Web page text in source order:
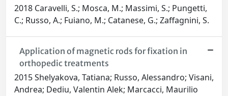
2018 Caravelli, S.; Mosca, M.; Massimi, S.; Pungetti,
C.; Russo, A.; Fuiano, M.; Catanese, G.; Zaffagnini, S.
Application of magnetic rods for fixation in
orthopedic treatments
2015 Shelyakova, Tatiana; Russo, Alessandro; Visani,
Andrea; Dediu, Valentin Alek; Marcacci, Maurilio